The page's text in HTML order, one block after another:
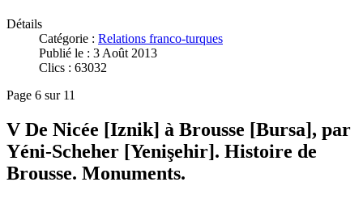
Détails
Catégorie : Relations franco-turques
Publié le : 3 Août 2013
Clics : 63032
Page 6 sur 11
V De Nicée [Iznik] à Brousse [Bursa], par
Yéni-Scheher [Yenişehir]. Histoire de
Brousse. Monuments.